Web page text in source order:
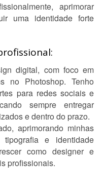
aprimorar
uma identidade forte
digital, com foco em
no Photoshop. Tenho
para redes sociais e
sempre entregar
e dentro do prazo.
aprimorando minhas
tipografia e identidade
como designer e
profissionais.